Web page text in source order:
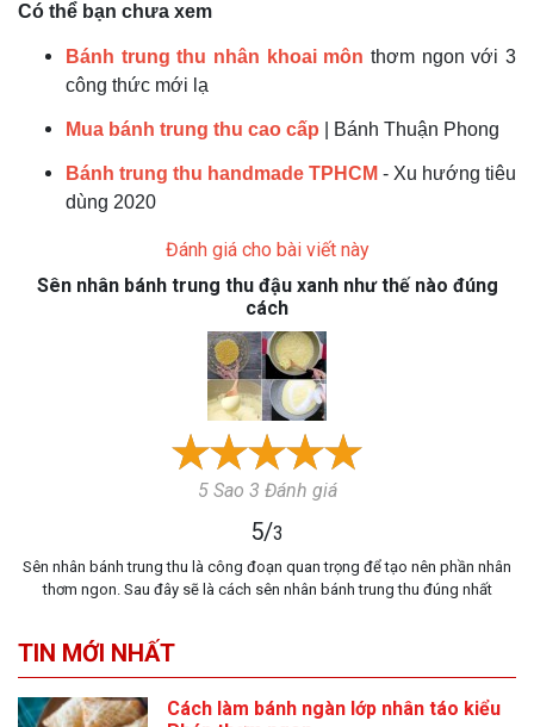
Có thể bạn chưa xem
Bánh trung thu nhân khoai môn thơm ngon với 3
công thức mới lạ
Mua bánh trung thu cao cấp | Bánh Thuận Phong
Bánh trung thu handmade TPHCM - Xu hướng tiêu
dùng 2020
Đánh giá cho bài viết này
Sên nhân bánh trung thu đậu xanh như thế nào đúng
cách
5 Sao 3 Đánh giá
5/3
Sên nhân bánh trung thu là công đoạn quan trọng để tạo nên phần nhân
thơm ngon. Sau đây sẽ là cách sên nhân bánh trung thu đúng nhất
TIN MỚI NHẤT
Cách làm bánh ngàn lớp nhân táo kiểu